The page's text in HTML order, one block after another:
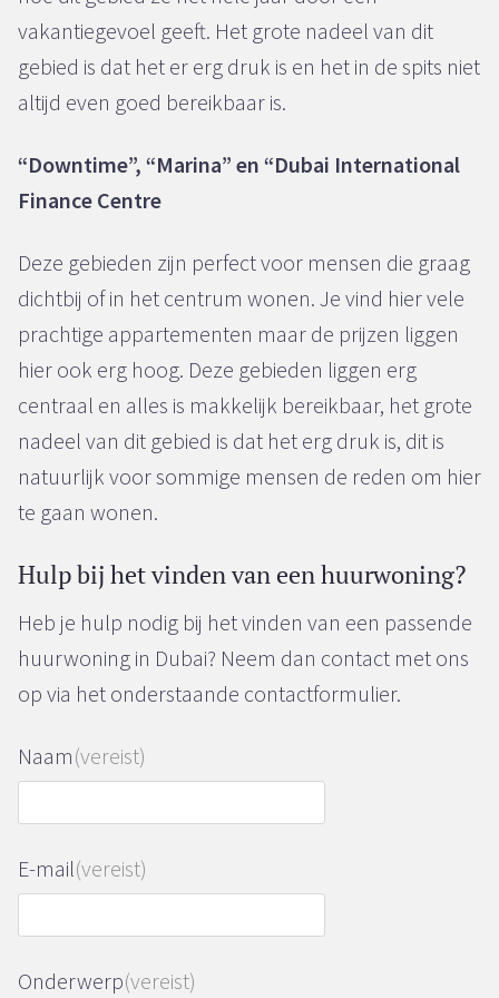
vakantiegevoel geeft. Het grote nadeel van dit
gebied is dat het er erg druk is en het in de spits niet
altijd even goed bereikbaar is.
“Downtime”, “Marina” en “Dubai International
Finance Centre
Deze gebieden zijn perfect voor mensen die graag
dichtbij of in het centrum wonen. Je vind hier vele
prachtige appartementen maar de prijzen liggen
hier ook erg hoog. Deze gebieden liggen erg
centraal en alles is makkelijk bereikbaar, het grote
nadeel van dit gebied is dat het erg druk is, dit is
natuurlijk voor sommige mensen de reden om hier
te gaan wonen.
Hulp bij het vinden van een huurwoning?
Heb je hulp nodig bij het vinden van een passende
huurwoning in Dubai? Neem dan contact met ons
op via het onderstaande contactformulier.
Naam(vereist)
E-mail(vereist)
Onderwerp(vereist)